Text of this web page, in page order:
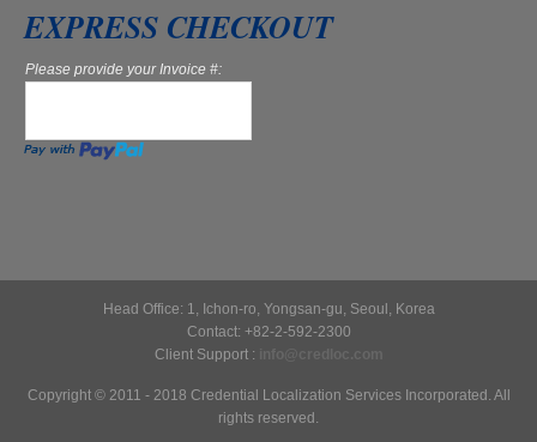
EXPRESS CHECKOUT
Please provide your Invoice #:
Head Office: 1, Ichon-ro, Yongsan-gu, Seoul, Korea
Contact: +82-2-592-2300
Client Support :
Copyright © 2011 - 2018 Credential Localization Services Incorporated. All
rights reserved.